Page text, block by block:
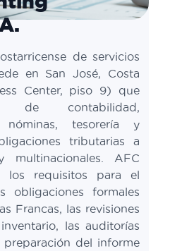
de servicios
en San José, Costa
Center, piso 9) que
de contabilidad,
nóminas, tesorería y
tributarias a
multinacionales. AFC
los requisitos para el
obligaciones formales
Francas, las revisiones
las auditorías
preparación del informe